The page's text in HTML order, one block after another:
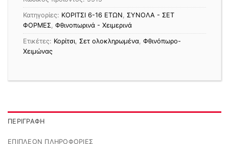
Κατηγορίες: ΚΟΡΙΤΣΙ 6-16 ΕΤΩΝ ΣΥΝΟΛΑ - ΣΕΤ
ΦΟΡΜΕΣ Φθινοπωρινά - Χειμερινά
Ετικέτες: Κορίτσι Σετ ολοκληρωμένα Φθινόπωρο-
Χειμώνας
ΠΕΡΙΓΡΑΦΉ
ΕΠΙΠΛΈΟΝ ΠΛΗΡΟΦΟΡΊΕΣ